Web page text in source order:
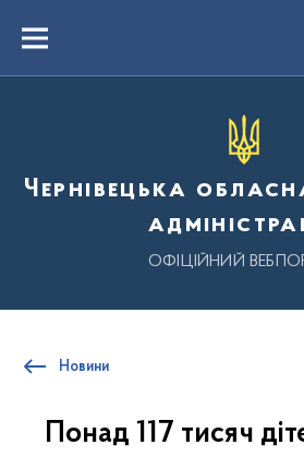
вмістуMenu
Чернівецька
ОФІЦІЙНИЙ
Новини
Понад 117 тисяч